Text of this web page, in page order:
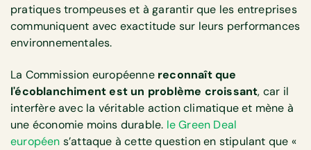
pratiques trompeuses et à garantir que les entreprises
communiquent avec exactitude sur leurs performances
environnementales.
La Commission européenne reconnaît que
l'écoblanchiment est un problème croissant, car il
interfère avec la véritable action climatique et mène à
une économie moins durable. le Green Deal
européen s’attaque à cette question en stipulant que «